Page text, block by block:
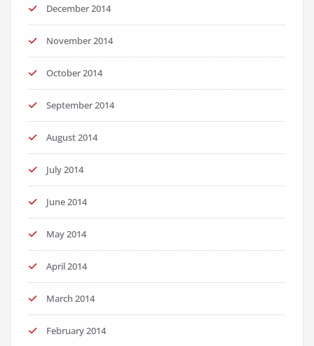
December 2014
November 2014
October 2014
September 2014
August 2014
July 2014
June 2014
May 2014
April 2014
March 2014
February 2014